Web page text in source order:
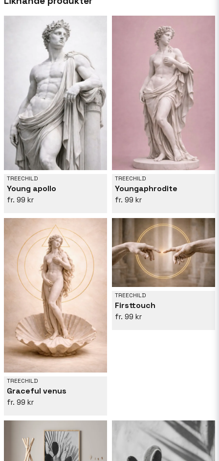
varje dag som det kommer, så att hennes humör
att vägleda henne i hennes skapelser.
TREECHILD
Young apollo
99 kr
TREECHILD
Youngaphrodite
99 kr
TREECHILD
Graceful venus
99 kr
TREECHILD
Firsttouch
99 kr